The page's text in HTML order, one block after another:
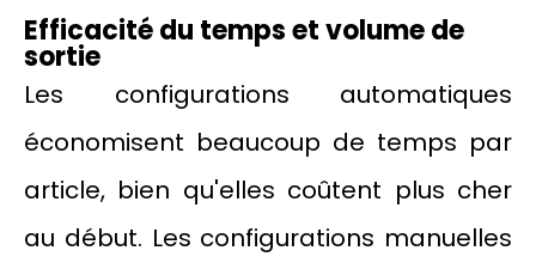
Efficacité du temps et volume de
sortie
Les configurations automatiques
économisent beaucoup de temps par
article, bien qu'elles coûtent plus cher
au début. Les configurations manuelles